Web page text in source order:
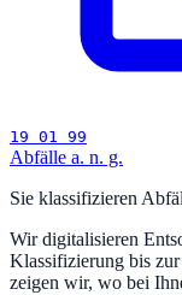
19 01 99
Abfälle a. n. g.
Sie klassifizieren
Wir digitalisieren
Klassifizierung bis
zeigen wir, wo bei